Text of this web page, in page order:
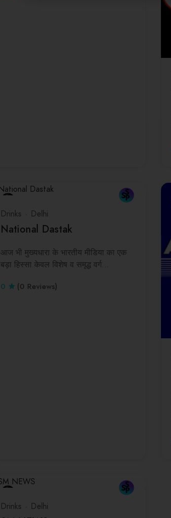
Drinks Delhi
National Dastak
आज भी मुख्यधारा के भारतीय मीडिया का एक
बड़ा हिस्सा केवल विशेष व समृद्ध वर्ग…
0
(0 Reviews)
Drinks Delhi